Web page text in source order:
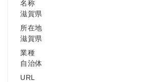
名称
滋賀県
所在地
滋賀県
業種
自治体
URL